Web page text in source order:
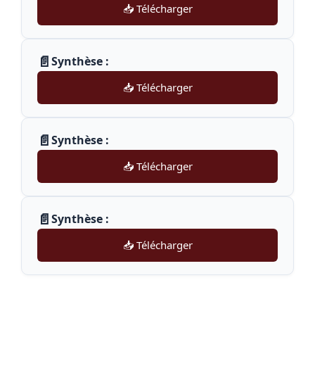
📥 Télécharger
📄Synthèse :
📥 Télécharger
📄Synthèse :
📥 Télécharger
📄Synthèse :
📥 Télécharger